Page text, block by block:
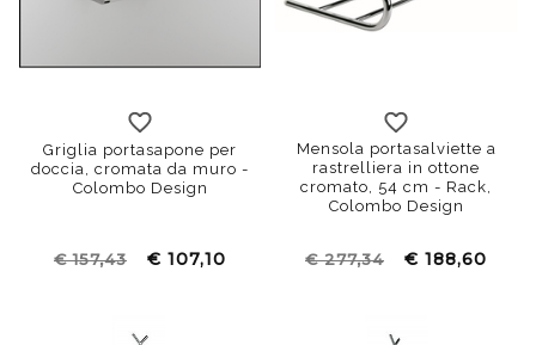
Griglia portasapone per
doccia, cromata da muro -
Colombo Design
€ 157,43 € 107,10
Mensola portasalviette a
rastrelliera in ottone
cromato, 54 cm - Rack,
Colombo Design
€ 277,34 € 188,60